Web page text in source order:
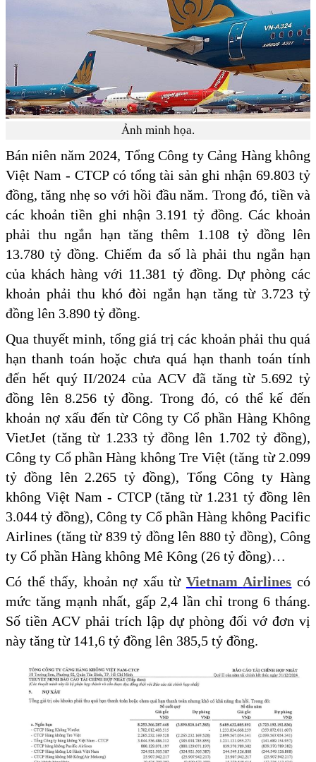
Ảnh minh họa.
Bán niên năm 2024, Tổng Công ty Cảng Hàng không
Việt Nam - CTCP có tổng tài sản ghi nhận 69.803 tỷ
đồng, tăng nhẹ so với hồi đầu năm. Trong đó, tiền và
các khoản tiền ghi nhận 3.191 tỷ đồng. Các khoản
phải thu ngắn hạn tăng thêm 1.108 tỷ đồng lên
13.780 tỷ đồng. Chiếm đa số là phải thu ngắn hạn
của khách hàng với 11.381 tỷ đồng. Dự phòng các
khoản phải thu khó đòi ngắn hạn tăng từ 3.723 tỷ
đồng lên 3.890 tỷ đồng.
Qua thuyết minh, tổng giá trị các khoản phải thu quá
hạn thanh toán hoặc chưa quá hạn thanh toán tính
đến hết quý II/2024 của ACV đã tăng từ 5.692 tỷ
đồng lên 8.256 tỷ đồng. Trong đó, có thể kế đến
khoản nợ xấu đến từ Công ty Cổ phần Hàng Không
VietJet (tăng từ 1.233 tỷ đồng lên 1.702 tỷ đồng),
Công ty Cổ phần Hàng không Tre Việt (tăng từ 2.099
tỷ đồng lên 2.265 tỷ đồng), Tổng Công ty Hàng
không Việt Nam - CTCP (tăng từ 1.231 tỷ đồng lên
3.044 tỷ đồng), Công ty Cổ phần Hàng không Pacific
Airlines (tăng từ 839 tỷ đồng lên 880 tỷ đồng), Công
ty Cổ phần Hàng không Mê Kông (26 tỷ đồng)…
Có thể thấy, khoản nợ xấu từ Vietnam Airlines có
mức tăng mạnh nhất, gấp 2,4 lần chỉ trong 6 tháng.
Số tiền ACV phải trích lập dự phòng đối vớ đơn vị
này tăng từ 141,6 tỷ đồng lên 385,5 tỷ đồng.